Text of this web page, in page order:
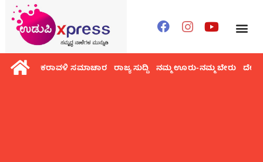
ಕರಾವಳಿ ಸಮಾಚಾರ ರಾಜ್ಯ ಸುದ್ದಿ ನಮ್ಮ ಊರು-ನಮ್ಮ ಬೇರು ದೇಶ